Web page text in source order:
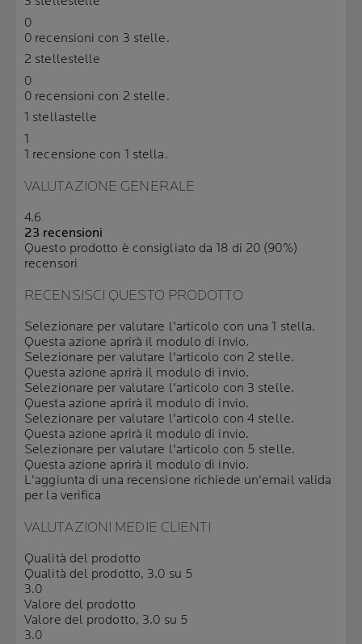
0
0 recensioni con 3 stelle.
2 stellestelle
0
0 recensioni con 2 stelle.
1 stellastelle
1
1 recensione con 1 stella.
VALUTAZIONE GENERALE
4.6
23 recensioni
Questo prodotto è consigliato da 18 di 20 (90%)
recensori
RECENSISCI QUESTO PRODOTTO
Selezionare per valutare l'articolo con una 1 stella.
Questa azione aprirà il modulo di invio.
Selezionare per valutare l'articolo con 2 stelle.
Questa azione aprirà il modulo di invio.
Selezionare per valutare l'articolo con 3 stelle.
Questa azione aprirà il modulo di invio.
Selezionare per valutare l'articolo con 4 stelle.
Questa azione aprirà il modulo di invio.
Selezionare per valutare l'articolo con 5 stelle.
Questa azione aprirà il modulo di invio.
L'aggiunta di una recensione richiede un'email valida
per la verifica
VALUTAZIONI MEDIE CLIENTI
Qualità del prodotto
Qualità del prodotto, 3.0 su 5
3.0
Valore del prodotto
Valore del prodotto, 3.0 su 5
3.0